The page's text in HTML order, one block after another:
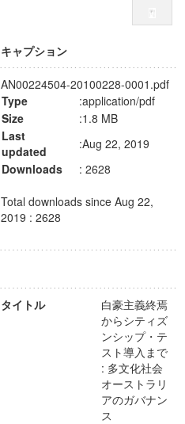
キャプション
AN00224504-20100228-0001.pdf
Type
:application/pdf
Size
:1.8 MB
Last
updated
:Aug 22, 2019
Downloads
: 2628
Total downloads since Aug 22,
2019 : 2628
タイトル
白豪主義終焉
からシティズ
ンシップ・テ
スト導入まで
: 多文化社会
オーストラリ
アのガバナン
ス